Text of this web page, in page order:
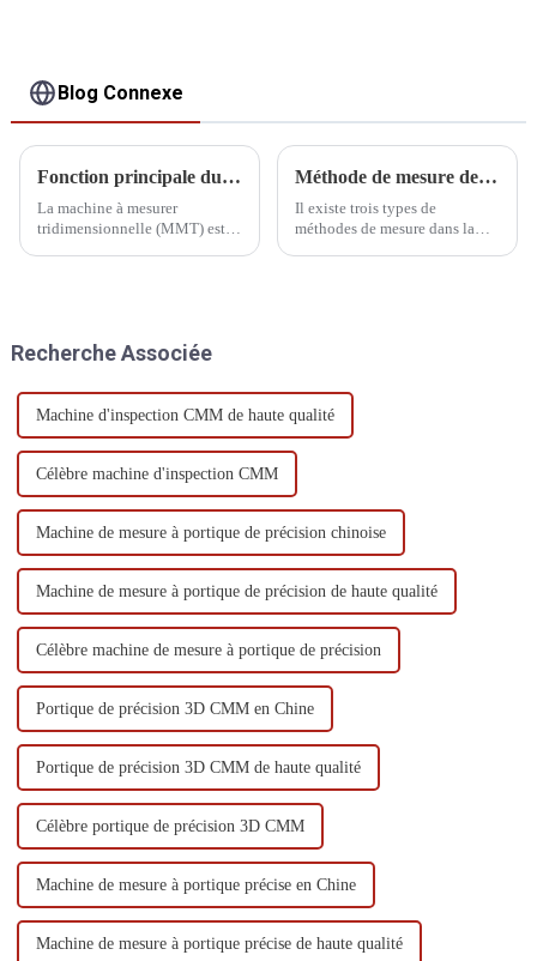
Blog Connexe
Fonction principale du CMM
La machine à mesurer
tridimensionnelle (MMT) est
développement de la
Méthode de mesure de la machine à mesurer tridimensionnelle
Il existe trois types de
méthodes de mesure dans la
Recherche Associée
Machine d'inspection CMM de haute qualité
Célèbre machine d'inspection CMM
Machine de mesure à portique de précision chinoise
Machine de mesure à portique de précision de haute qualité
Célèbre machine de mesure à portique de précision
Portique de précision 3D CMM en Chine
Portique de précision 3D CMM de haute qualité
Célèbre portique de précision 3D CMM
Machine de mesure à portique précise en Chine
Machine de mesure à portique précise de haute qualité